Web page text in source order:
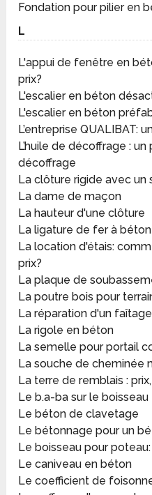
Fondation pour pilier en
L
L'appui de fenêtre en
prix?
L'escalier en béton
L'escalier en béton
L’entreprise QUALIBAT:
L’huile de décoffrage :
décoffrage
La clôture rigide avec
La dame de maçon
La hauteur d'une clôture
La ligature de fer à béton
La location d'étais:
prix?
La plaque de
La poutre bois pour
La réparation d'un
La rigole en béton
La semelle pour portail
La souche de cheminée
La terre de remblais :
Le b.a-ba sur le
Le béton de clavetage
Le bétonnage pour un
Le boisseau pour
Le caniveau en béton
Le coefficient de